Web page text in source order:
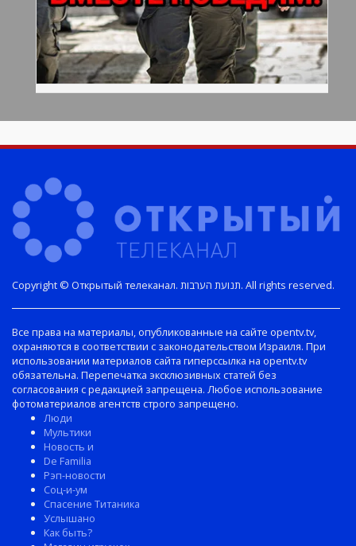
Copyright © Открытый телеканал. תנועת הערבות. All rights reserved.
Все права на материалы, опубликованные на сайте opentv.tv,
охраняются в соответствии с законодательством Израиля. При
использовании материалов сайта гиперссылка на opentv.tv
обязательна. Перепечатка эксклюзивных статей без
согласования с редакцией запрещена. Любое использование
фотоматериалов агентств строго запрещено.
Люди
Мультики
Новость и
De Familia
Рэп-новости
Соц-и-ум
Спасение Титаника
Услышано
Как быть?